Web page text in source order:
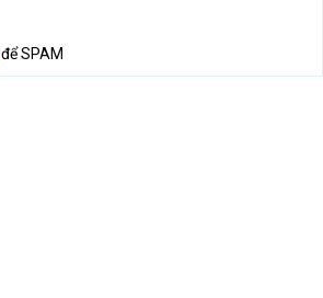
để SPAM